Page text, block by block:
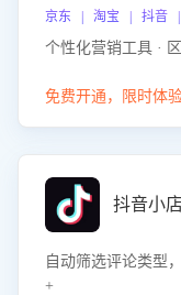
京东 | 淘宝 | 抖音 |
个性化营销工具 ·
免费开通，限时体
抖音小
自动筛选评论类型
+